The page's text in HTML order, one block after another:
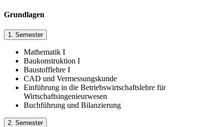
Grundlagen
1. Semester
Mathematik I
Baukonstruktion I
Baustofflehre I
CAD und Vermessungskunde
Einführung in die Betriebswirtschaftslehre für
Wirtschaftsingenieurwesen
Buchführung und Bilanzierung
2. Semester